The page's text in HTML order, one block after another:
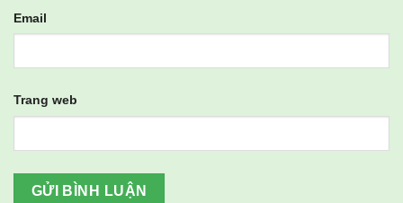
Email
Trang web